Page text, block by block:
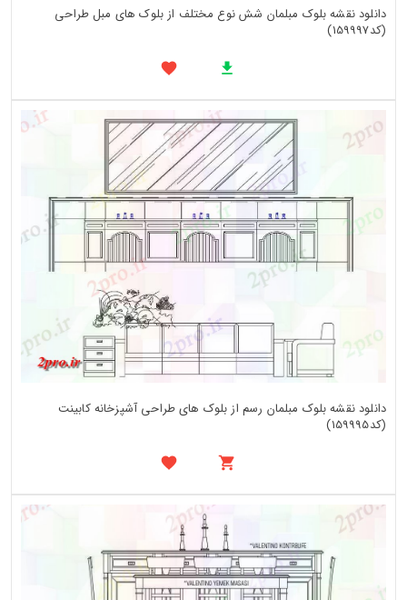
دانلود نقشه بلوک مبلمان شش نوع مختلف از بلوک های مبل طراحی
(کد159997)
دانلود نقشه بلوک مبلمان رسم از بلوک های طراحی آشپزخانه کابینت
(کد159995)